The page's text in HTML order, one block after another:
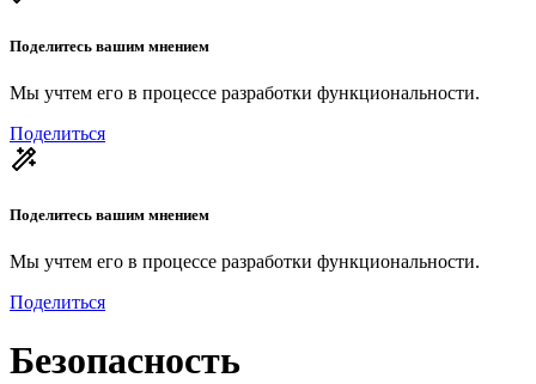
Поделитесь вашим мнением
Мы учтем его в процессе разработки функциональности.
Поделиться
Поделитесь вашим мнением
Мы учтем его в процессе разработки функциональности.
Поделиться
Безопасность